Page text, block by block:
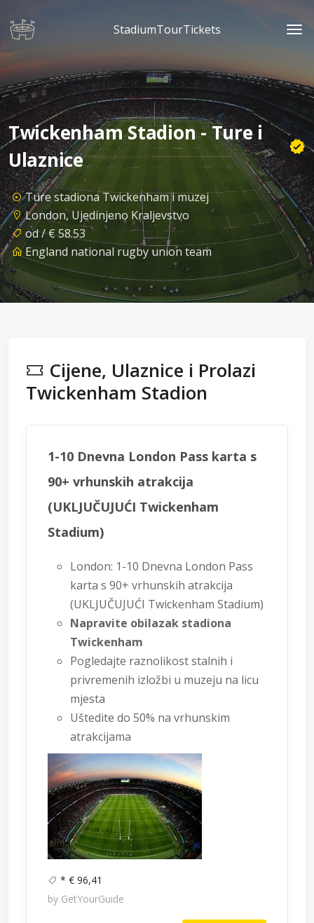
StadiumTourTickets
Twickenham Stadion - Ture i
Ulaznice
Ture stadiona Twickenham i muzej
London, Ujedinjeno Kraljevstvo
od / € 58.53
England national rugby union team
Cijene, Ulaznice i Prolazi
Twickenham Stadion
1-10 Dnevna London Pass karta s
90+ vrhunskih atrakcija
(UKLJUČUJUĆI Twickenham
Stadium)
London: 1-10 Dnevna London Pass
karta s 90+ vrhunskih atrakcija
(UKLJUČUJUĆI Twickenham Stadium)
Napravite obilazak stadiona
Twickenham
Pogledajte raznolikost stalnih i
privremenih izložbi u muzeju na licu
mjesta
Uštedite do 50% na vrhunskim
atrakcijama
* € 96,41
by GetYourGuide